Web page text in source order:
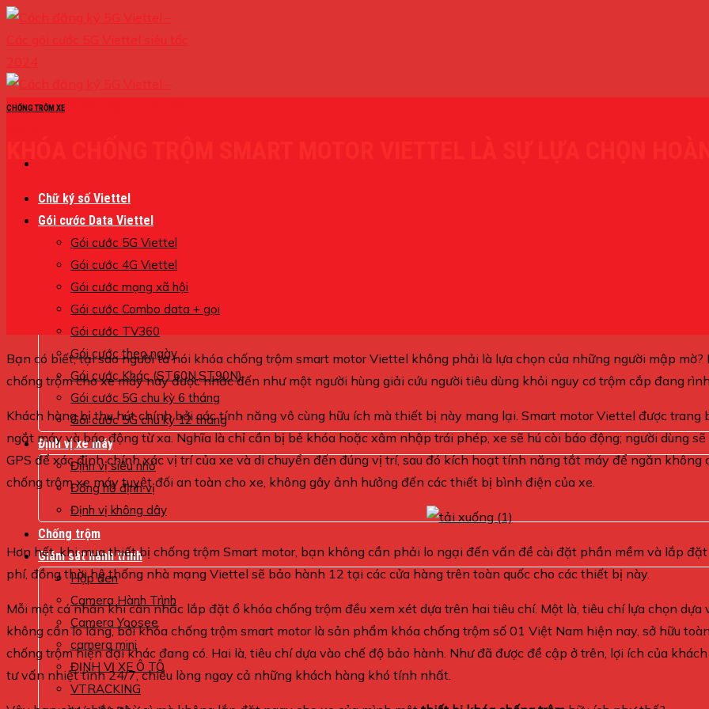
Skip
to
content
Chữ ký số Viettel
Gói cước Data Viettel
Gói cước 5G Viettel
Gói cước 4G Viettel
Gói cước mạng xã hội
Gói cước Combo data + gọi
Gói cước TV360
Gói cước theo ngày
Gói cước Khác (ST60N,ST90N)
Gói cước 5G chu kỳ 6 tháng
Gói cước 5G chu kỳ 12 tháng
Định vị xe máy
Định vị siêu nhỏ
Đồng hồ định vị
Định vị không dây
Chống trộm
Giám sát hành trình
Hộp đen
Camera Hành Trình
Camera Yoosee
camera mini
ĐỊNH VỊ XE Ô TÔ
VTRACKING
CHỐNG TRỘM XE
Bạn có biết, tại sao người ta nói khóa chống trộm smart motor Viettel không phải là lựa chọn của những người mập
chống trộm cho xe máy này được nhắc đến như một người hùng giải cứu người tiêu dùng khỏi nguy cơ trộm cắp đang
Khách hàng bị thu hút chính bởi các tính năng vô cùng hữu ích mà thiết bị này mang lại. Smart motor Viettel được
ngắt máy và báo động từ xa. Nghĩa là chỉ cần bị bẻ khóa hoặc xâm nhập trái phép, xe sẽ hú còi báo động; người dùng
GPS để xác định chính xác vị trí của xe và di chuyển đến đúng vị trí, sau đó kích hoạt tính năng tắt máy để ngăn
chống trộm xe máy tuyệt đối an toàn cho xe, không gây ảnh hưởng đến các thiết bị bình điện của xe.
Hơn hết, khi mua thiết bị chống trộm Smart motor, bạn không cần phải lo ngại đến vấn đề cài đặt phần mềm và lắp
phí, đồng thời hệ thống nhà mạng Viettel sẽ bảo hành 12 tại các cửa hàng trên toàn quốc cho các thiết bị này.
Mỗi một cá nhân khi cân nhắc lắp đặt ổ khóa chống trộm đều xem xét dựa trên hai tiêu chí. Một là, tiêu chí lựa chọn dựa
không cần lo lắng, bởi khóa chống trộm smart motor là sản phẩm khóa chống trộm số 01 Việt Nam hiện nay, sở hữu
chống trộm hiện đại khác đang có. Hai là, tiêu chí dựa vào chế độ bảo hành. Như đã được đề cập ở trên, lợi ích của
tư vấn nhiệt tình 24/7, chiều lòng ngay cả những khách hàng khó tính nhất.